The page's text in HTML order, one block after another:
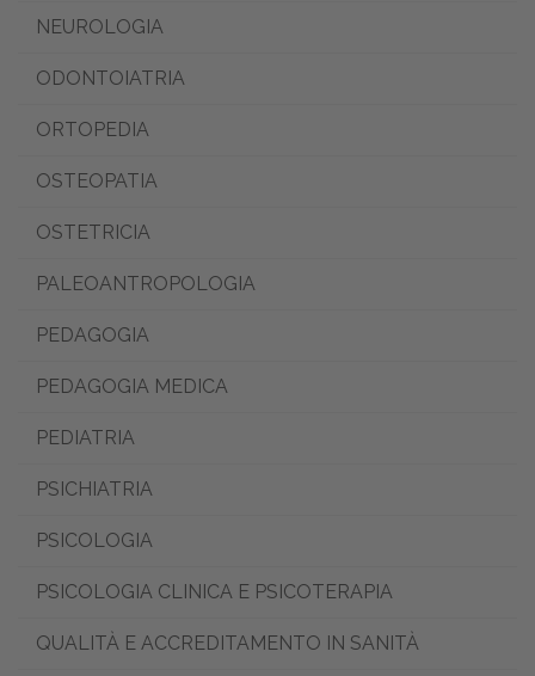
NEUROLOGIA
ODONTOIATRIA
ORTOPEDIA
OSTEOPATIA
OSTETRICIA
PALEOANTROPOLOGIA
PEDAGOGIA
PEDAGOGIA MEDICA
PEDIATRIA
PSICHIATRIA
PSICOLOGIA
PSICOLOGIA CLINICA E PSICOTERAPIA
QUALITÀ E ACCREDITAMENTO IN SANITÀ